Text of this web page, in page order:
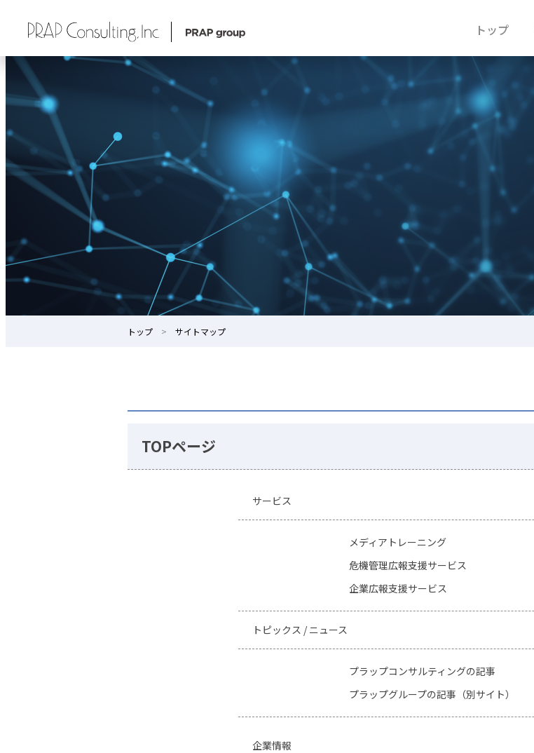
トップ
トップ サイトマップ
TOPページ
サービス
メディアトレーニング
危機管理広報支援サービス
企業広報支援サービス
トピックス / ニュース
プラップコンサルティングの記事
プラップグループの記事（別サイト）
企業情報